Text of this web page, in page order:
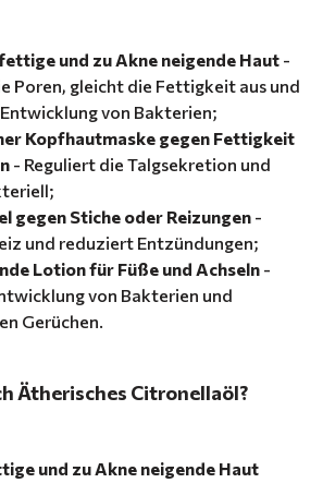
und zu Akne neigende Haut -
Poren, gleicht die Fettigkeit aus und
von Bakterien;
Kopfhautmaske gegen Fettigkeit
- Reguliert die Talgsekretion und
gegen Stiche oder Reizungen -
und reduziert Entzündungen;
Lotion für Füße und Achseln -
von Bakterien und
Gerüchen.
Ätherisches Citronellaöl?
und zu Akne neigende Haut